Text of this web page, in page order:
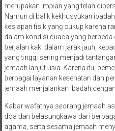
merupakan impian yang telah
Namun di balik kekhusyukan
kesiapan fisik yang cukup karena
dalam kondisi cuaca yang berbeda
berjalan kaki dalam jarak jauh,
yang tinggi sering menjadi
jemaah lanjut usia. Karena itu,
berbagai layanan kesehatan dan
jemaah menjalankan ibadah
Kabar wafatnya seorang jemaah
doa dan belasungkawa dari
agama, serta sesama jemaah